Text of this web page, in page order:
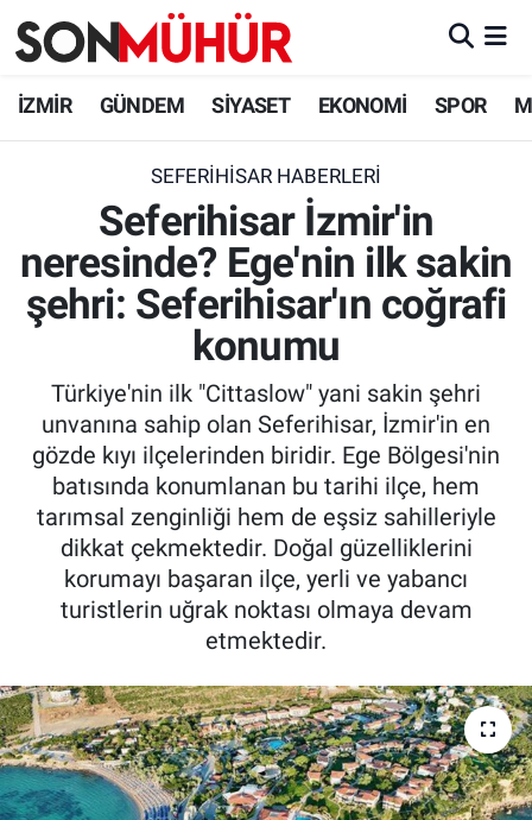
İZMİR GÜNDEM SİYASET EKONOMİ SPOR
SEFERIHISAR HABERLERI
Seferihisar İzmir'in
neresinde? Ege'nin ilk sakin
şehri: Seferihisar'ın coğrafi
konumu
Türkiye'nin ilk "Cittaslow" yani sakin şehri
unvanına sahip olan Seferihisar, İzmir'in en
gözde kıyı ilçelerinden biridir. Ege Bölgesi'nin
batısında konumlanan bu tarihi ilçe, hem
tarımsal zenginliği hem de eşsiz sahilleriyle
dikkat çekmektedir. Doğal güzelliklerini
korumayı başaran ilçe, yerli ve yabancı
turistlerin uğrak noktası olmaya devam
etmektedir.
İzmir Nöbetçi Eczaneler
İzmir Namaz Vakitleri
İzmir Trafik Yoğunluk Haritası
Süper Lig Puan Durumu ve Fikstür
Tüm Manşetler
Son Dakika Haberleri
Haber Arşivi